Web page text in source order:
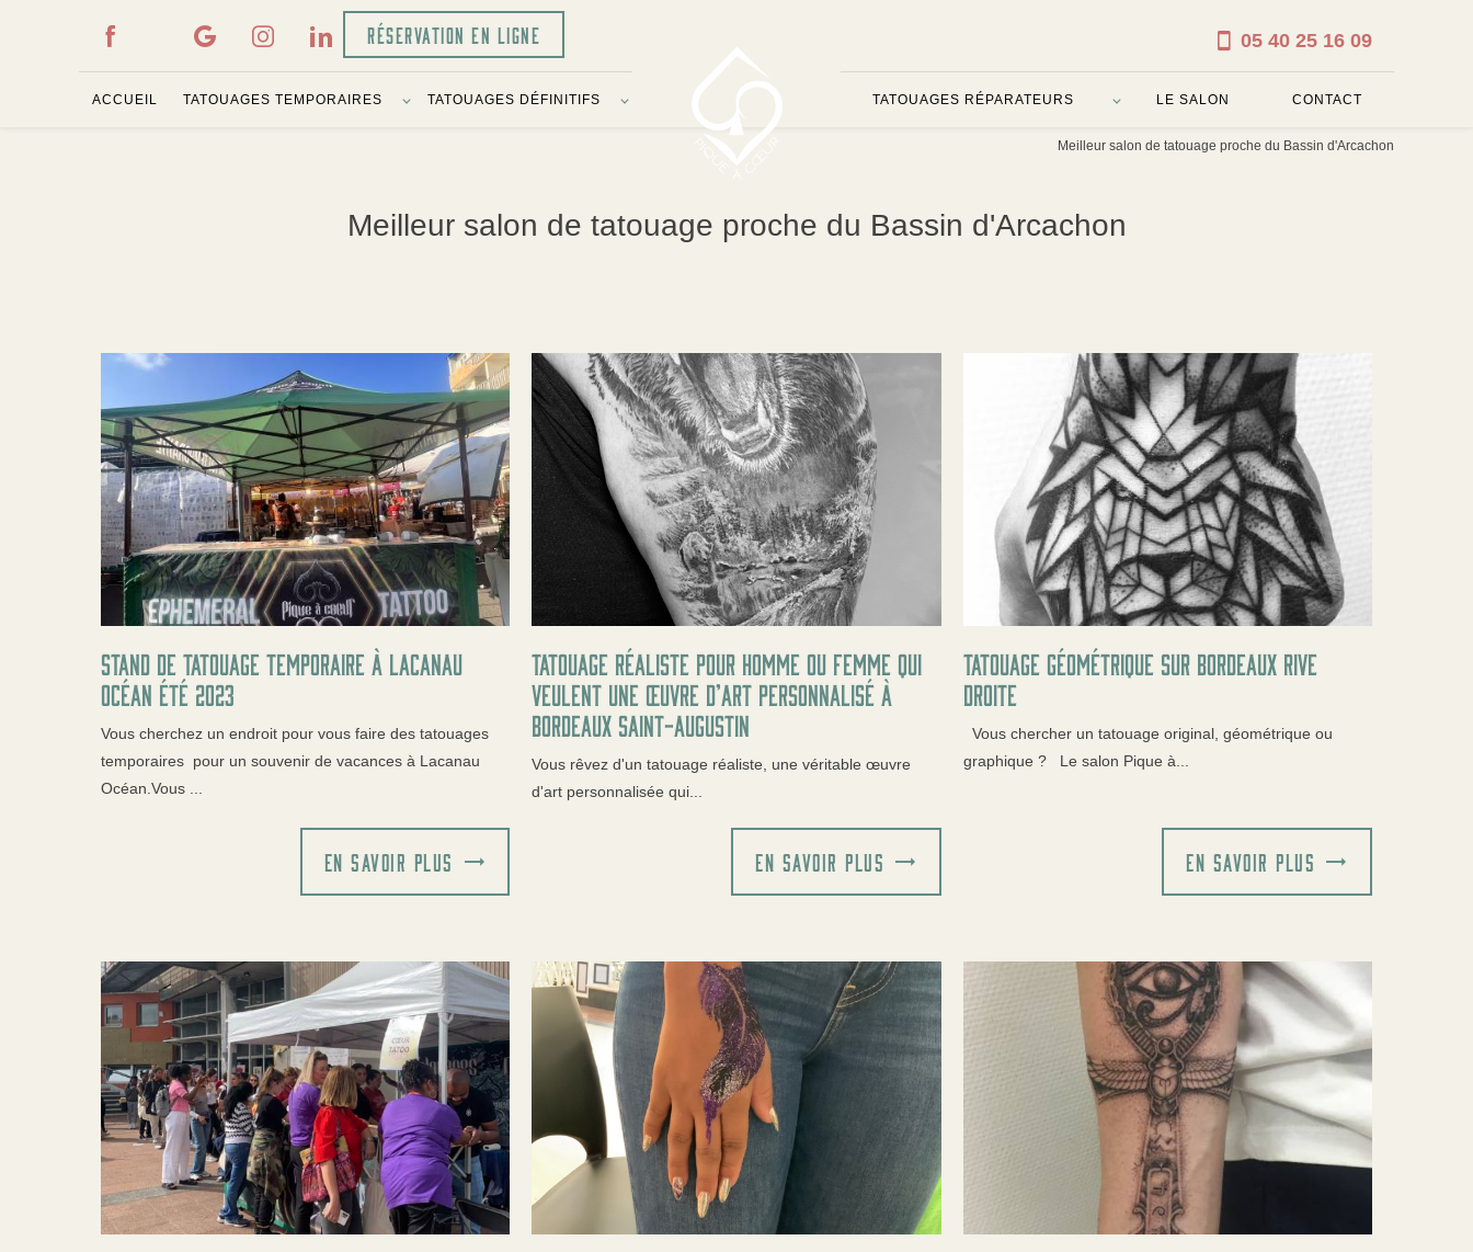
RÉSERVATION EN LIGNE
ACCUEIL TATOUAGES TEMPORAIRES TATOUAGES DÉFINITIFS
05 40 25 16 09
TATOUAGES RÉPARATEURS LE SALON CONTACT
Meilleur salon de tatouage proche du Bassin d'Arcachon
Meilleur salon de tatouage proche du Bassin d'Arcachon
Stand de tatouage temporaire à lacanau
océan été 2023
Vous cherchez un endroit pour vous faire des tatouages
temporaires pour un souvenir de vacances à Lacanau
Océan.Vous ...
EN SAVOIR PLUS
Tatouage réaliste pour homme ou femme qui
veulent une œuvre d’art personnalisé à
Bordeaux Saint-Augustin
Vous rêvez d'un tatouage réaliste, une véritable œuvre
d'art personnalisée qui...
EN SAVOIR PLUS
Tatouage géométrique sur Bordeaux rive
droite
Vous chercher un tatouage original, géométrique ou
graphique ? Le salon Pique à...
EN SAVOIR PLUS